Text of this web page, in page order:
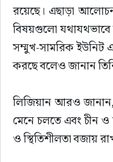
রয়েছে। এছাড়া
বিষয়গুলো
সম্মুখ-সামরিক ইউনিট
করছে বলেও জানান
লিজিয়ান আরও জানান,
মেনে চলতে এবং চীন ও
ও স্থিতিশীলতা বজায়